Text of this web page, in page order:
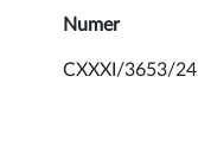
Numer
CXXXI/3653/24